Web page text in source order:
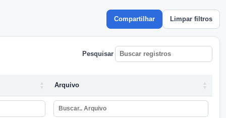
Compartilhar Limpar filtros
Pesquisar
Arquivo